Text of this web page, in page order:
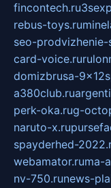
fincontech.ru
rebus-toys.ru
seo-
card-voice.ru
domizbrusa-
a380club.ru
perk-oka.rug-
naruto-x.ru
spayderhed-
webamator.ruma-
nv-750.runews-